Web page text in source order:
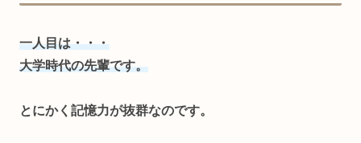
一人目は・・・
大学時代の先輩です。
とにかく記憶力が抜群なのです。